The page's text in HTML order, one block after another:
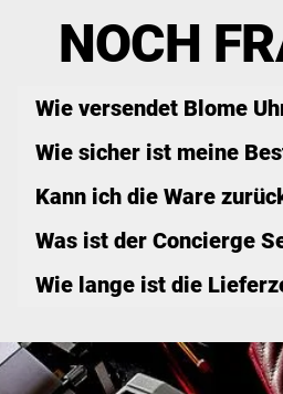
NOCH
Wie versendet Blome
Wie sicher ist meine
Kann ich die Ware
Was ist der Concierge
Wie lange ist die